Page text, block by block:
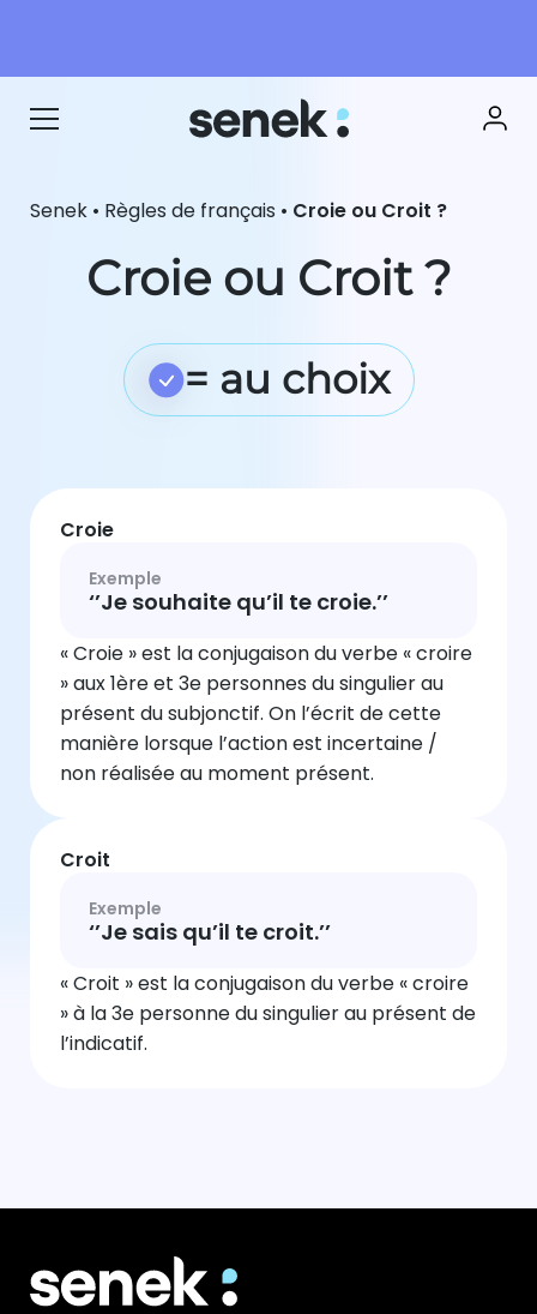
Senek • Règles de français • Croie ou Croit ?
Croie ou Croit ?
= au choix
Croie
Exemple
‘’Je souhaite qu’il te croie.’’
« Croie » est la conjugaison du verbe « croire
» aux 1ère et 3e personnes du singulier au
présent du subjonctif. On l’écrit de cette
manière lorsque l’action est incertaine /
non réalisée au moment présent.
Croit
Exemple
‘’Je sais qu’il te croit.’’
« Croit » est la conjugaison du verbe « croire
» à la 3e personne du singulier au présent de
l’indicatif.